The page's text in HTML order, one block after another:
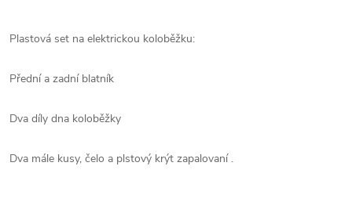
Plastová set na elektrickou koloběžku:
Přední a zadní blatník
Dva díly dna koloběžky
Dva mále kusy, čelo a plstový krýt zapalovaní .